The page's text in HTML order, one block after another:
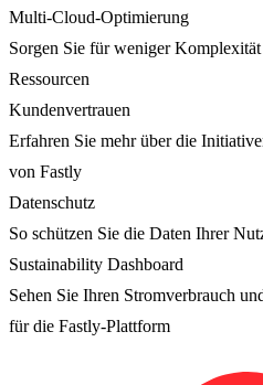
Multi-Cloud-Optimierung
Sorgen Sie für weniger
Ressourcen
Kundenvertrauen
Erfahren Sie mehr über die
von Fastly
Datenschutz
So schützen Sie die Daten Ihrer
Sustainability Dashboard
Sehen Sie Ihren Stromverbrauch
für die Fastly-Plattform